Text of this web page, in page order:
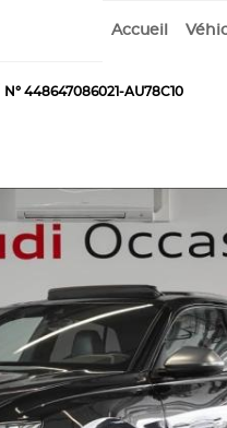
Accueil
N° 448647086021-AU78C10